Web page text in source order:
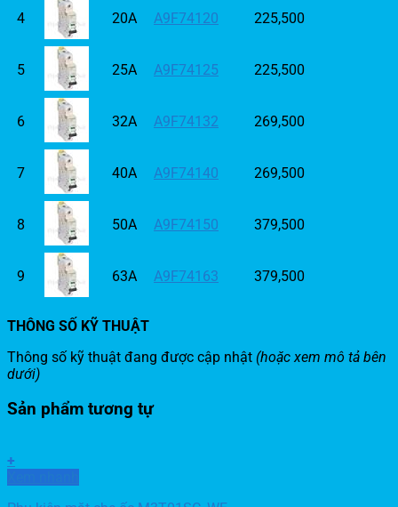
4 20A A9F74120 225,500
5 25A A9F74125 225,500
6 32A A9F74132 269,500
7 40A A9F74140 269,500
8 50A A9F74150 379,500
9 63A A9F74163 379,500
THÔNG SỐ KỸ THUẬT
Thông số kỹ thuật đang được cập nhật (hoặc xem mô tả bên
dưới)
Sản phẩm tương tự
+